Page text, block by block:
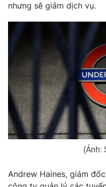
THỜI BÁO VTV
Theo dõi báo trên
Cơ quan chủ quản:
Đài
Cơ quan báo chí:
Thời báo
Giấy phép hoạt động báo in
cấp ngày 29/12/2023
Tổng Biên tập:Vũ Thanh
Nguyễn
Tổng đài VTV:024.38 355
nhưng sẽ giảm dịch vụ.
(Ảnh:
Andrew Haines, giám